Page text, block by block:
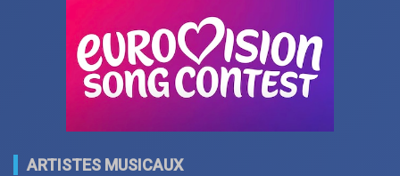
ARTISTES MUSICAUX